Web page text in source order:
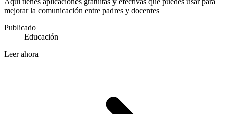
mejorar la comunicación entre padres y docentes
Publicado
Educación
Leer ahora